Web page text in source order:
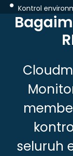
Kontrol
seluruh